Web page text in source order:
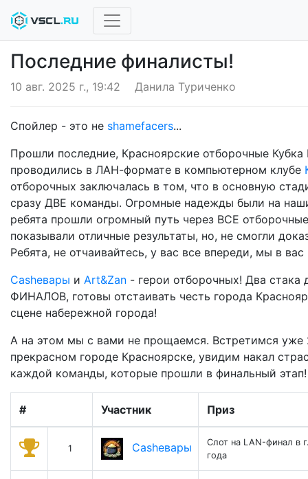
Последние финалисты!
10 авг. 2025 г., 19:42 Данила Туриченко
Спойлер - это не shamefacers...
Прошли последние, Красноярские отборочные
проводились в ЛАН-формате в компьютерном клубе
отборочных заключалась в том, что в основную
сразу ДВЕ команды. Огромные надежды были на
ребята прошли огромный путь через ВСЕ
показывали отличные результаты, но, не смогли
Ребята, не отчаивайтесь, у вас все впереди, мы в
Сashевары и Art&Zan - герои отборочных! Два стака
ФИНАЛОВ, готовы отстаивать честь города
сцене набережной города!
А на этом мы с вами не прощаемся. Встретимся уже
прекрасном городе Красноярске, увидим накал
каждой команды, которые прошли в финальный этап!
# Участник Приз
1 Сashевары
Слот на LAN-финал в
года